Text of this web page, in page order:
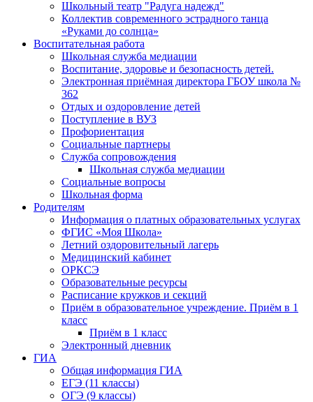
Школьный театр "Радуга надежд"
Коллектив современного эстрадного танца
«Руками до солнца»
Воспитательная работа
Школьная служба медиации
Воспитание, здоровье и безопасность детей.
Электронная приёмная директора ГБОУ школа №
362
Отдых и оздоровление детей
Поступление в ВУЗ
Профориентация
Социальные партнеры
Служба сопровождения
Школьная служба медиации
Социальные вопросы
Школьная форма
Родителям
Информация о платных образовательных услугах
ФГИС «Моя Школа»
Летний оздоровительный лагерь
Медицинский кабинет
ОРКСЭ
Образовательные ресурсы
Расписание кружков и секций
Приём в образовательное учреждение. Приём в 1
класс
Приём в 1 класс
Электронный дневник
ГИА
Общая информация ГИА
ЕГЭ (11 классы)
ОГЭ (9 классы)